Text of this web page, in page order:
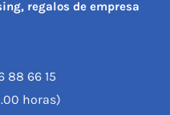
regalos de empresa
88 66 15
horas)